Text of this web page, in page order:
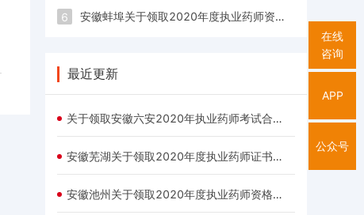
在线
咨询
APP
公众号
6 安徽蚌埠关于领取2020年度执业药师资格证书的通知
最近更新
关于领取安徽六安2020年执业药师考试合格人员证书的通知
安徽芜湖关于领取2020年度执业药师证书的通知
安徽池州关于领取2020年度执业药师资格证书的通知